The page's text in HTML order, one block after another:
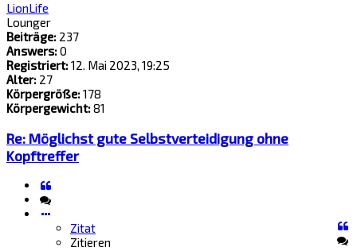
LionLife
Lounger
Beiträge: 237
Answers:0
Registriert:12. Mai 2023, 19:25
Alter: 27
Körpergröße:178
Körpergewicht:81
Re: Möglichst gute Selbstverteidigung ohne
Kopftreffer
Zitat
Zitieren